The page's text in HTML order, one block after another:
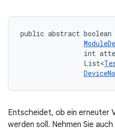
public abstract boolean
int
                List<
Entscheidet, ob ein erneuter
werden soll. Nehmen Sie